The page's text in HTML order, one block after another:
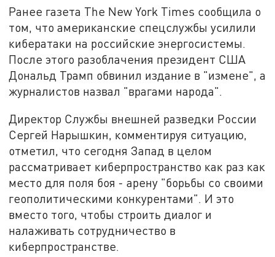
Ранее газета The New York Times сообщила о
том, что американские спецслужбы усилили
кибератаки на российские энергосистемы.
После этого разоблачения президент США
Дональд Трамп обвинил издание в "измене", а
журналистов назвал "врагами народа".
Директор Службы внешней разведки России
Сергей Нарышкин, комментируя ситуацию,
отметил, что сегодня Запад в целом
рассматривает киберпространство как раз как
место для поля боя - арену "борьбы со своими
геополитическими конкурентами". И это
вместо того, чтобы строить диалог и
налаживать сотрудничество в
киберпространстве.